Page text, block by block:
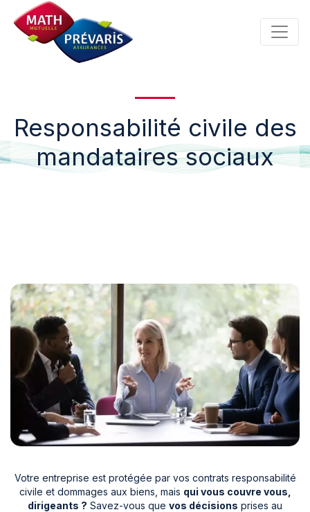
Responsabilité civile des
mandataires sociaux
Votre entreprise est protégée par vos contrats responsabilité
civile et dommages aux biens, mais qui vous couvre vous,
dirigeants ? Savez-vous que vos décisions prises au
Panneau de gestion des cookies